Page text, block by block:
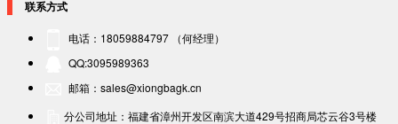
联系方式
电话：18059884797 （何经理）
QQ:3095989363
邮箱：sales@xiongbagk.cn
分公司地址：福建省漳州开发区南滨大道429号招商局芯云谷3号楼